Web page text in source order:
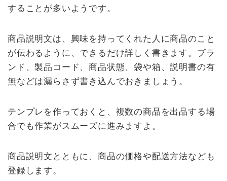
することが多いようです。
商品説明文は、興味を持ってくれた人に商品のこと
が伝わるように、できるだけ詳しく書きます。ブラ
ンド、製品コード、商品状態、袋や箱、説明書の有
無などは漏らさず書き込んでおきましょう。
テンプレを作っておくと、複数の商品を出品する場
合でも作業がスムーズに進みますよ。
商品説明文とともに、商品の価格や配送方法なども
登録します。